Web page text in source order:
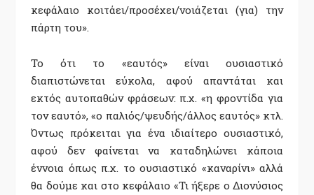
κεφάλαιο κοιτάει/προσέχει/νοιάζεται (για) την
πάρτη του».
Το ότι το «εαυτός» είναι ουσιαστικό
διαπιστώνεται εύκολα, αφού απαντάται και
εκτός αυτοπαθών φράσεων: π.χ. «η φροντίδα για
τον εαυτό», «ο παλιός/ψευδής/άλλος εαυτός» κτλ.
Όντως πρόκειται για ένα ιδιαίτερο ουσιαστικό,
αφού δεν φαίνεται να καταδηλώνει κάποια
έννοια όπως π.χ. το ουσιαστικό «καναρίνι» αλλά
θα δούμε και στο κεφάλαιο «Τι ήξερε ο Διονύσιος